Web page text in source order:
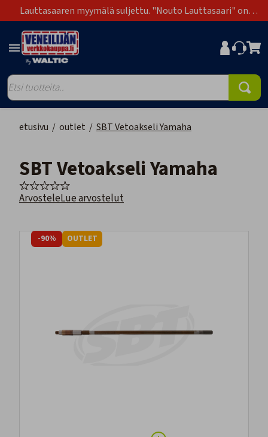
Lauttasaaren myymälä suljettu. "Nouto Lauttasaari" on
poistunut toimitustapavaihtoehdoista.
etusivu / outlet / SBT Vetoakseli Yamaha
SBT Vetoakseli Yamaha
ArvosteleLue arvostelut
-90% OUTLET